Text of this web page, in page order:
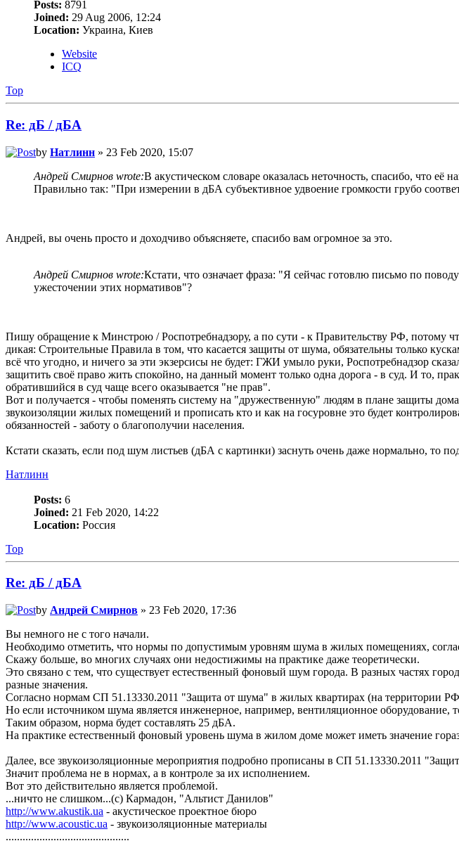
Posts: 8791
Joined: 29 Aug 2006, 12:24
Location: Украина, Киев
Website
ICQ
Top
Re: дБ / дБА
by Натлинн » 23 Feb 2020, 15:07
Андрей Смирнов wrote:В акустическом словаре оказалась неточность, спасибо, что её
Правильно так: "При измерении в дБА субъективное удвоение громкости грубо
Андрей, вы очень просто и доходчиво объясняете, спасибо вам огромное за это.
Андрей Смирнов wrote:Кстати, что означает фраза: "Я сейчас готовлю письмо по
ужесточении этих нормативов"?
Пишу обращение к Минстрою / Роспотребнадзору, а по сути - к Правительству РФ, потому
дикая: Строительные Правила в том, что касается защиты от шума, обязательны только
всё что угодно, и ничего за эти экзерсисы не будет: ГЖИ умыло руки, Роспотребнадзор
защитить своё право жить спокойно, на данный момент только одна дорога - в суд. И то,
обратившийся в суд чаще всего оказывается "не прав".
Вот и получается - чтобы поменять систему на "дружественную" людям в плане защиты
звукоизоляции жилых помещений и прописать кто и как на госуровне это будет
обязанностей - заботу о благополучии населения.
Кстати сказать, если под шум листьев (дБА с картинки) заснуть очень даже нормально, то
Натлинн
Posts: 6
Joined: 21 Feb 2020, 14:22
Location: Россия
Top
Re: дБ / дБА
by Андрей Смирнов » 23 Feb 2020, 17:36
Вы немного не с того начали.
Необходимо отметить, что нормы по допустимым уровням шума в жилых помещениях,
Скажу больше, во многих случаях они недостижимы на практике даже теоретически.
Это связано с тем, что существует естественный фоновый шум города. В разных частях
разные значения.
Согласно нормам СП 51.13330.2011 "Защита от шума" в жилых квартирах (на территории
Но если источником шума является инженерное, например, вентиляционное оборудование,
Таким образом, норма будет составлять 25 дБА.
На практике естественный фоновый уровень шума в жилом доме может иметь значение
Далее, все звукоизоляционные мероприятия подробно прописаны в СП 51.13330.2011
Значит проблема не в нормах, а в контроле за их исполнением.
Вот это действительно является проблемой.
...ничто не слишком...(с) Кармадон, "Альтист Данилов"
http://www.akustik.ua - акустическое проектное бюро
http://www.acoustic.ua - звукоизоляционные материалы
............................................